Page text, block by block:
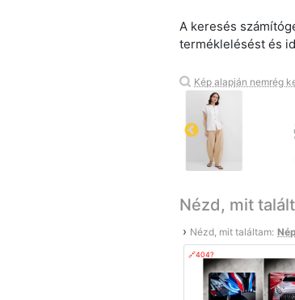
A keresés
terméklelésést és
Kép alapján nemrég
Nézd, mit
› Nézd, mit találtam:
🔗404?